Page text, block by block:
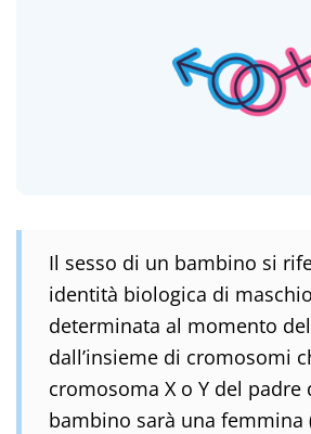
Il sesso di un bambino si
identità biologica di
determinata al momento
dall’insieme di cromosomi
cromosoma X o Y del padre
bambino sarà una femmina